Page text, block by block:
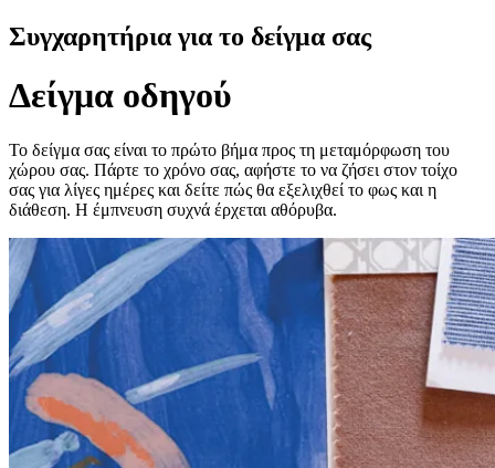
Συγχαρητήρια για το δείγμα σας
Δείγμα οδηγού
Το δείγμα σας είναι το πρώτο βήμα προς τη μεταμόρφωση του
χώρου σας. Πάρτε το χρόνο σας, αφήστε το να ζήσει στον τοίχο
σας για λίγες ημέρες και δείτε πώς θα εξελιχθεί το φως και η
διάθεση. Η έμπνευση συχνά έρχεται αθόρυβα.